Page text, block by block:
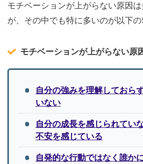
モチベーションが上がらない原因
が、その中でも特に多いのが以下の
モチベーションが上がらない原
自分の強みを理解しておら
いない
自分の成長を感じられてい
不安を感じている
自発的な行動ではなく誰か